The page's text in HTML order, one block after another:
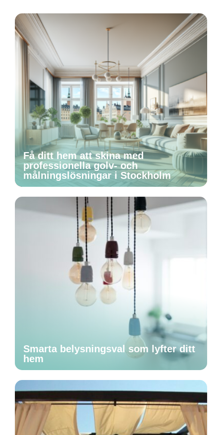
Få ditt hem att skina med
professionella golv- och
målningslösningar i Stockholm
Smarta belysningsval som lyfter ditt
hem